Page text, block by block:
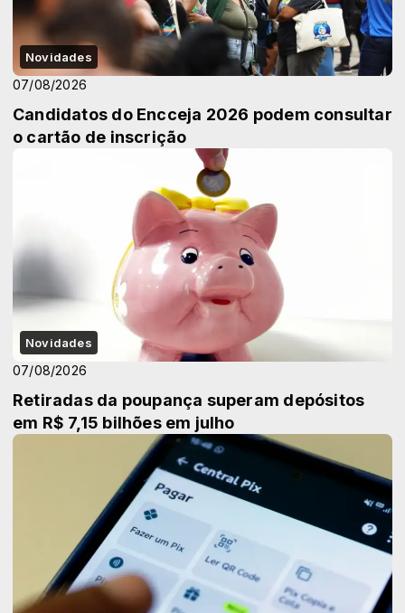
Novidades
07/08/2026
Candidatos do Encceja 2026 podem consultar
o cartão de inscrição
Novidades
07/08/2026
Retiradas da poupança superam depósitos
em R$ 7,15 bilhões em julho